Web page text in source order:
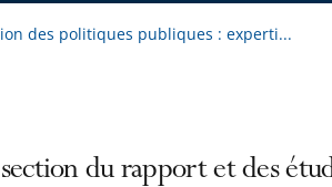
des politiques publiques : experti...
du rapport et des